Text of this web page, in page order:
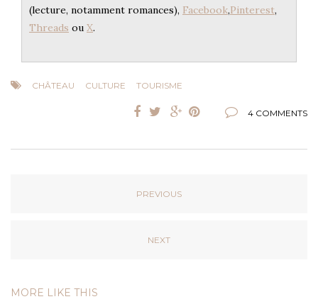
(lecture, notamment romances), Facebook,Pinterest,
Threads ou X.
CHÂTEAU CULTURE TOURISME
4 COMMENTS
PREVIOUS
NEXT
MORE LIKE THIS